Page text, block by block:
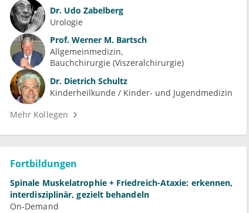
Dr. Udo Zabelberg
Urologie
Prof. Werner M. Bartsch
Allgemeinmedizin
Bauchchirurgie (Viszeralchirurgie)
Dr. Dietrich Schultz
Kinderheilkunde / Kinder- und Jugendmedizin
Mehr Kollegen
Fortbildungen
Spinale Muskelatrophie + Friedreich-Ataxie: erkennen,
interdisziplinär, gezielt behandeln
On-Demand